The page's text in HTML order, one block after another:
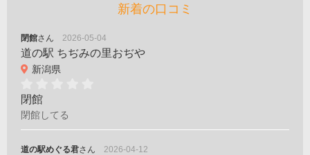
新着の口コミ
閉館さん 2026-05-04
道の駅 ちぢみの里おぢや
新潟県
閉館
閉館してる
道の駅めぐる君さん 2026-04-12